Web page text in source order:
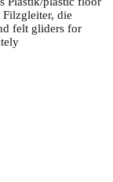
die
felt gliders for